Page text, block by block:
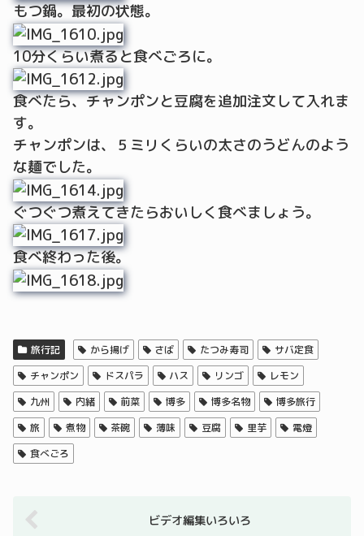
もつ鍋。最初の状態。
10分くらい煮ると食べごろに。
食べたら、チャンポンと豆腐を追加注文して入れま
す。
チャンポンは、５ミリくらいの太さのうどんのよう
な麺でした。
ぐつぐつ煮えてきたらおいしく食べましょう。
食べ終わった後。
旅行記 から揚げ さば たつみ寿司
サバ定食
チャンポン
ドスパラ ハス リンゴ
レモン
九州
内緒 前菜 博多 博多名物
博多旅行
旅
煮物 茶碗 薄味 豆腐 里芋
電燈
食べごろ
ビデオ編集いろいろ